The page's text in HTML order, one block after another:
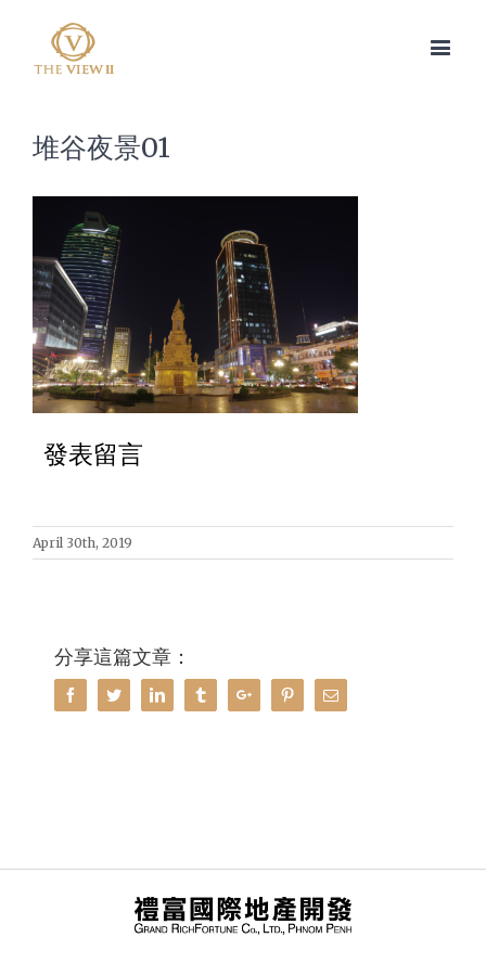
堆谷夜景01
發表留言
April 30th, 2019
分享這篇文章：
Facebook
TwitterLinkedinTumblrGoogle+PinterestEmail